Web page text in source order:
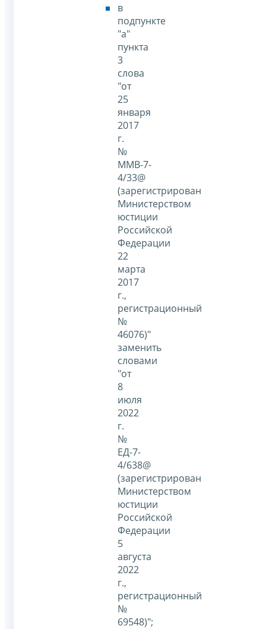
в
подпункте
"а"
пункта
3
слова
"от
25
января
2017
г.
№
ММВ-7-
4/33@
(зарегистрирован
Министерством
юстиции
Российской
Федерации
22
марта
2017
г.,
регистрационный
№
46076)"
заменить
словами
"от
8
июля
2022
г.
№
ЕД-7-
4/638@
(зарегистрирован
Министерством
юстиции
Российской
Федерации
5
августа
2022
г.,
регистрационный
№
69548)";